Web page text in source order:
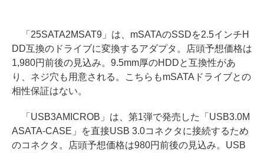
「25SATA2MSAT9」は、mSATAのSSDを2.5インチH
DD互換のドライブに変換するアダプタ。店頭予想価格は
1,980円前後の見込み。9.5mm厚のHDDと互換性があ
り、ネジ穴も用意される。こちらもmSATAドライブとの
相性保証はない。
「USB3AMICROB」は、第1弾で発売した「USB3.0M
ASATA-CASE」を直接USB 3.0コネクタに接続するため
のコネクタ。店頭予想価格は980円前後の見込み。USB